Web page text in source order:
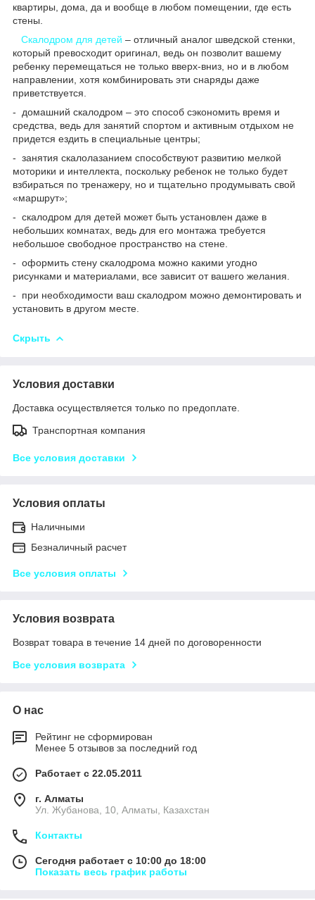
квартиры, дома, да и вообще в любом помещении, где есть
стены.
Скалодром для детей – отличный аналог шведской стенки,
который превосходит оригинал, ведь он позволит вашему
ребенку перемещаться не только вверх-вниз, но и в любом
направлении, хотя комбинировать эти снаряды даже
приветствуется.
- домашний скалодром – это способ сэкономить время и
средства, ведь для занятий спортом и активным отдыхом не
придется ездить в специальные центры;
- занятия скалолазанием способствуют развитию мелкой
моторики и интеллекта, поскольку ребенок не только будет
взбираться по тренажеру, но и тщательно продумывать свой
«маршрут»;
- скалодром для детей может быть установлен даже в
небольших комнатах, ведь для его монтажа требуется
небольшое свободное пространство на стене.
- оформить стену скалодрома можно какими угодно
рисунками и материалами, все зависит от вашего желания.
- при необходимости ваш скалодром можно демонтировать и
установить в другом месте.
Скрыть
Условия доставки
Доставка осуществляется только по предоплате.
Транспортная компания
Все условия доставки
Условия оплаты
Наличными
Безналичный расчет
Все условия оплаты
Условия возврата
Возврат товара в течение 14 дней по договоренности
Все условия возврата
О нас
Рейтинг не сформирован
Менее 5 отзывов за последний год
Работает с 22.05.2011
г. Алматы
Ул. Жубанова, 10, Алматы, Казахстан
Контакты
Сегодня работает с 10:00 до 18:00
Показать весь график работы